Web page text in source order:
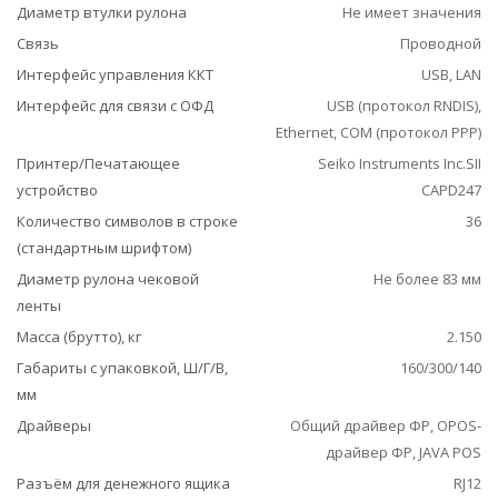
Диаметр втулки рулона
Не имеет значения
Связь
Проводной
Интерфейс управления ККТ
USB, LAN
Интерфейс для связи с ОФД
USB (протокол RNDIS),
Ethernet, COM (протокол РРР)
Принтер/Печатающее
устройство
Seiko Instruments Inc.SII
CAPD247
Количество символов в строке
(стандартным шрифтом)
36
Диаметр рулона чековой
ленты
Не более 83 мм
Масса (брутто), кг
2.150
Габариты с упаковкой, Ш/Г/В,
мм
160/300/140
Драйверы
Общий драйвер ФР, ОРОS-
драйвер ФР, JAVA POS
Разъём для денежного ящика
RJ12